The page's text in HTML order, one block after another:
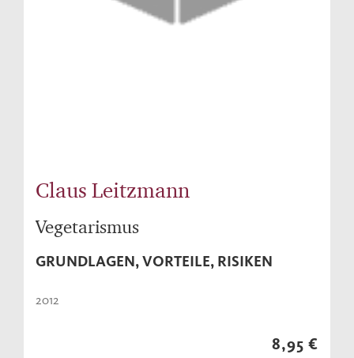
Claus Leitzmann
Vegetarismus
GRUNDLAGEN, VORTEILE, RISIKEN
2012
8,95 €